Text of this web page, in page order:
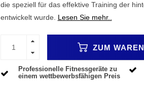
die speziell für das effektive Training der
entwickelt wurde. Lesen Sie mehr..
ZUM
Professionelle Fitnessgeräte zu
einem wettbewerbsfähigen Preis